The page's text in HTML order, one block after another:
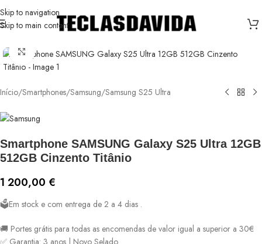
Skip to navigation
Skip to main content
Ver maior
Início/Smartphones/Samsung/Samsung S25 Ultra
Smartphone SAMSUNG Galaxy S25 Ultra 12GB
512GB Cinzento Titânio
1 200,00 €
🗳️Em stock e com entrega de 2 a 4 dias .
🚚 Portes grátis para todas as encomendas de valor igual a superior a 30€
✅ Garantia: 3 anos | Novo Selado